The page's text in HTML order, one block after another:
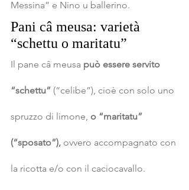
Messina” e Nino u ballerino.
Pani câ meusa: varietà
“schettu o maritatu”
Il pane câ meusa può essere servito
“schettu” (“celibe”), cioè con solo uno
spruzzo di limone, o “maritatu”
(“sposato”), ovvero accompagnato con
la ricotta e/o con il caciocavallo.